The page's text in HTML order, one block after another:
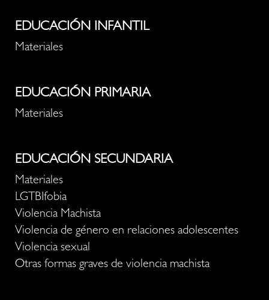
EDUCACIÓN INFANTIL
Materiales
EDUCACIÓN PRIMARIA
Materiales
EDUCACIÓN SECUNDARIA
Materiales
LGTBIfobia
Violencia Machista
Violencia de género en relaciones adolescentes
Violencia sexual
Otras formas graves de violencia machista